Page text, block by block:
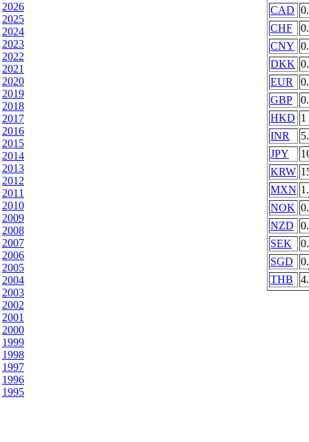
2026
2025
2024
2023
2022
2021
2020
2019
2018
2017
2016
2015
2014
2013
2012
2011
2010
2009
2008
2007
2006
2005
2004
2003
2002
2001
2000
1999
1998
1997
1996
1995
CAD
CHF
CNY
DKK
EUR
GBP
HKD 1
INR
JPY
KRW
MXN
NOK
NZD
SEK
SGD
THB